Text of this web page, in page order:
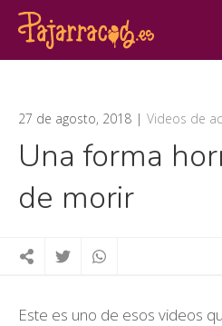
27 de agosto, 2018 Videos de
Una forma
de morir
Este es uno de esos videos